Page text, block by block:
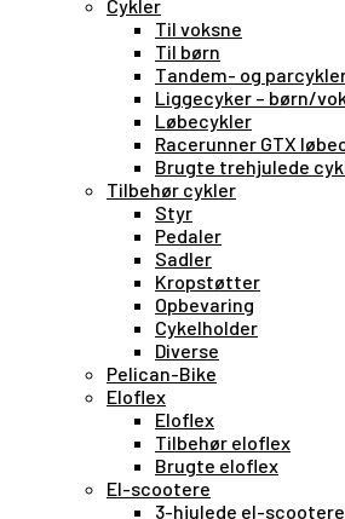
Cykler
Til voksne
Til børn
Tandem- og
Liggecyker – børn/
Løbecykler
Racerunner GTX
Brugte trehjulede
Tilbehør cykler
Styr
Pedaler
Sadler
Kropstøtter
Opbevaring
Cykelholder
Diverse
Pelican-Bike
Eloflex
Eloflex
Tilbehør eloflex
Brugte eloflex
El-scootere
3-hjulede el-scootere